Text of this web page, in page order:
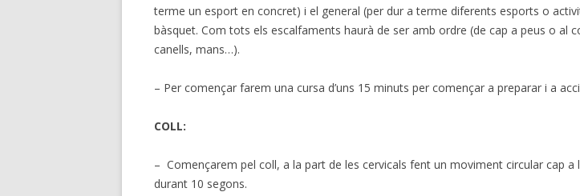
terme un esport en concret) i el general (per dur a terme diferents esports o
bàsquet. Com tots els escalfaments haurà de ser amb ordre (de cap a peus o al
canells, mans…).
– Per començar farem una cursa d’uns 15 minuts per començar a preparar i a
COLL:
– Començarem pel coll, a la part de les cervicals fent un moviment circular cap a
durant 10 segons.